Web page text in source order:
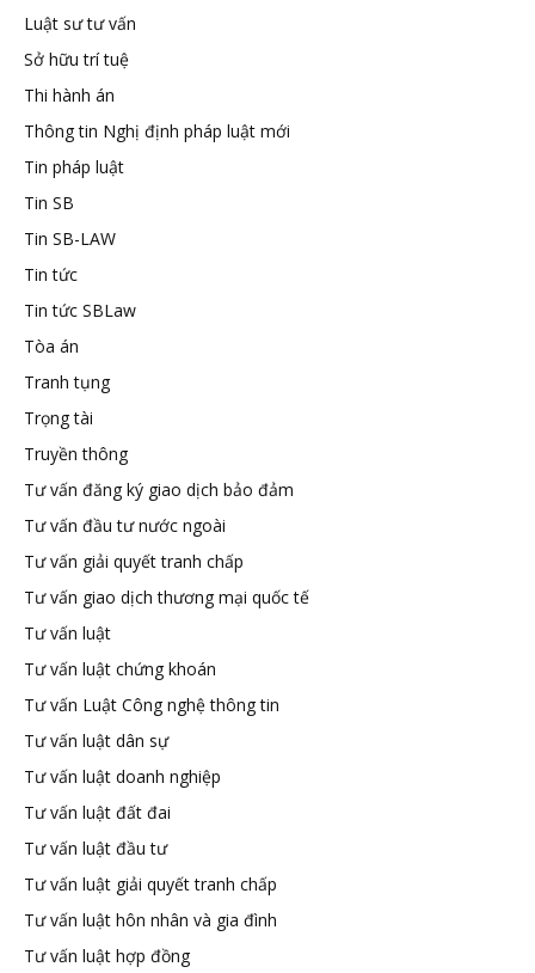
Luật sư tư vấn
Sở hữu trí tuệ
Thi hành án
Thông tin Nghị định pháp luật mới
Tin pháp luật
Tin SB
Tin SB-LAW
Tin tức
Tin tức SBLaw
Tòa án
Tranh tụng
Trọng tài
Truyền thông
Tư vấn đăng ký giao dịch bảo đảm
Tư vấn đầu tư nước ngoài
Tư vấn giải quyết tranh chấp
Tư vấn giao dịch thương mại quốc tế
Tư vấn luật
Tư vấn luật chứng khoán
Tư vấn Luật Công nghệ thông tin
Tư vấn luật dân sự
Tư vấn luật doanh nghiệp
Tư vấn luật đất đai
Tư vấn luật đầu tư
Tư vấn luật giải quyết tranh chấp
Tư vấn luật hôn nhân và gia đình
Tư vấn luật hợp đồng